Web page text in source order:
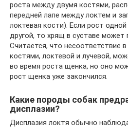
роста между двумя костями,
передней лапе между локтем и
локтевая кости). Если рост
другой, то хрящ в суставе может
Считается, что несоответствие
костями, локтевой и лучевой,
во время роста щенка, но оно
рост щенка уже закончился.
Какие породы собак
дисплазии?
Дисплазия локтя обычно